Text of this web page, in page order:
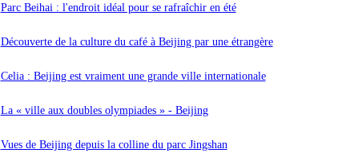
Parc Beihai : l'endroit idéal pour se rafraîchir en été
Découverte de la culture du café à Beijing par une étrangère
Celia : Beijing est vraiment une grande ville internationale
La « ville aux doubles olympiades » - Beijing
Vues de Beijing depuis la colline du parc Jingshan